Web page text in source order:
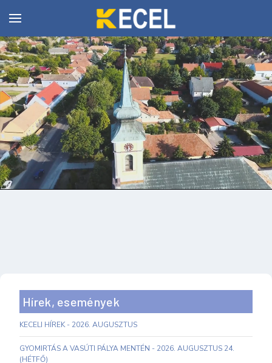
Hírek, események
KECELI HÍREK - 2026. AUGUSZTUS
GYOMIRTÁS A VASÚTI PÁLYA MENTÉN - 2026. AUGUSZTUS 24.
(HÉTFŐ)